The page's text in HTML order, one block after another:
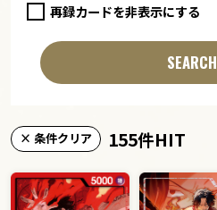
再録カードを非表示にする
SEARCH
× 条件クリア 155件HIT